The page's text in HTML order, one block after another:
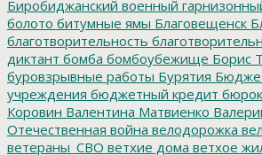
Биробиджанский военный
болото битумные ямы Благовещенск
благотворительность
диктант бомба бомбоубежище Борис
буровзрывные работы Бурятия
учреждения бюджетный кредит
Коровин Валентина Матвиенко
Отечественная война велодорожка
ветераны_СВО ветхие дома ветхое